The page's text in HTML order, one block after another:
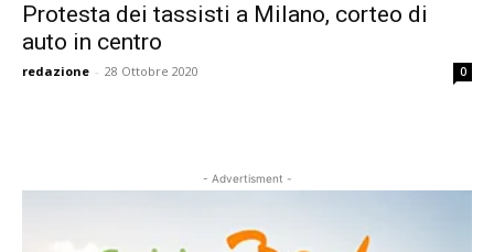
Protesta dei tassisti a Milano, corteo di
auto in centro
redazione - 28 Ottobre 2020 0
- Advertisment -